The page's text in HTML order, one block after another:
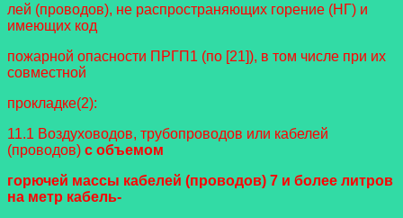
лей (проводов), не распространяющих горение (НГ) и
имеющих код
пожарной опасности ПРГП1 (по [21]), в том числе при их
совместной
прокладке(2):
11.1 Воздуховодов, трубопроводов или кабелей
(проводов) с объемом
горючей массы кабелей (проводов) 7 и более литров
на метр кабель-